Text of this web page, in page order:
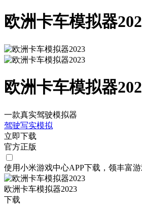
欧洲卡车模拟器
欧洲卡车模拟器
一款真实驾驶模拟器
驾驶写实模拟
立即下载
官方正版
使用小米游戏中心APP下载 ，领丰富
欧洲卡车模拟器2023
下载